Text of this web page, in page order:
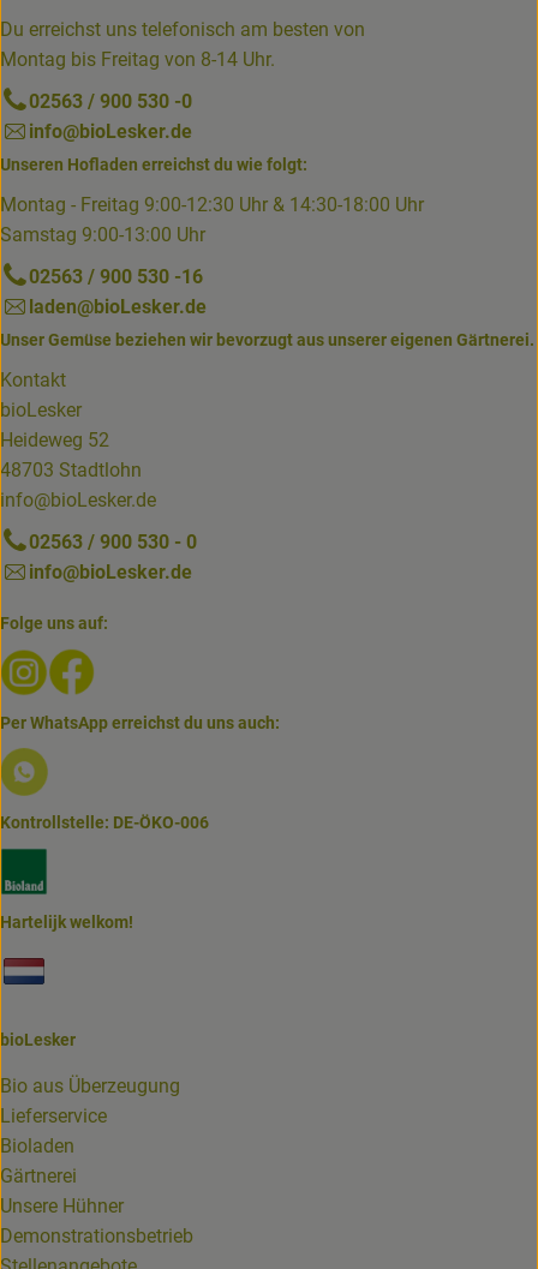
Du erreichst uns telefonisch am besten von
Montag bis Freitag von 8-14 Uhr.
02563 / 900 530 -0
info@bioLesker.de
Unseren Hofladen erreichst du wie folgt:
Montag - Freitag 9:00-12:30 Uhr & 14:30-18:00 Uhr
Samstag 9:00-13:00 Uhr
02563 / 900 530 -16
laden@bioLesker.de
Unser Gemüse beziehen wir bevorzugt aus unserer eigenen Gärtnerei.
Kontakt
bioLesker
Heideweg 52
48703 Stadtlohn
info@bioLesker.de
02563 / 900 530 - 0
info@bioLesker.de
Folge uns auf:
Externer Link zu https://www.instagram.com/biolesker/
Per WhatsApp erreichst du uns auch:
Externer Link zu https://www.biolesker.de/lieferservice/
Kontrollstelle: DE-ÖKO-006
Hartelijk welkom!
bioLesker
Bio aus Überzeugung
Lieferservice
Bioladen
Gärtnerei
Unsere Hühner
Demonstrationsbetrieb